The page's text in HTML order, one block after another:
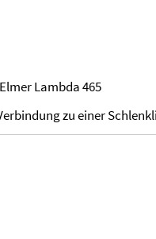
Lambda 465
zu einer